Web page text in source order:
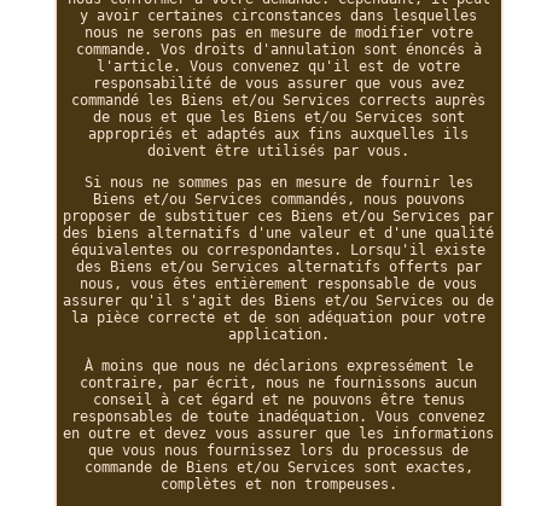
y avoir certaines circonstances dans lesquelles
nous ne serons pas en mesure de modifier votre
commande. Vos droits d'annulation sont énoncés à
l'article. Vous convenez qu'il est de votre
responsabilité de vous assurer que vous avez
commandé les Biens et/ou Services corrects auprès
de nous et que les Biens et/ou Services sont
appropriés et adaptés aux fins auxquelles ils
doivent être utilisés par vous.
Si nous ne sommes pas en mesure de fournir les
Biens et/ou Services commandés, nous pouvons
proposer de substituer ces Biens et/ou Services par
des biens alternatifs d'une valeur et d'une qualité
équivalentes ou correspondantes. Lorsqu'il existe
des Biens et/ou Services alternatifs offerts par
nous, vous êtes entièrement responsable de vous
assurer qu'il s'agit des Biens et/ou Services ou de
la pièce correcte et de son adéquation pour votre
application.
À moins que nous ne déclarions expressément le
contraire, par écrit, nous ne fournissons aucun
conseil à cet égard et ne pouvons être tenus
responsables de toute inadéquation. Vous convenez
en outre et devez vous assurer que les informations
que vous nous fournissez lors du processus de
commande de Biens et/ou Services sont exactes,
complètes et non trompeuses.